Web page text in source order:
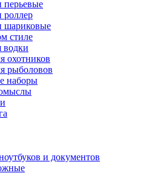
перьевые
роллер
шариковые
стиле
водки
охотников
рыболовов
наборы
и документов